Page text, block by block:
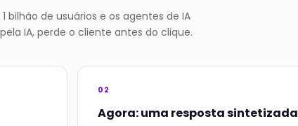
bilhão de usuários e os agentes de IA
IA, perde o cliente antes do clique.
02
Agora: uma resposta sintetizada